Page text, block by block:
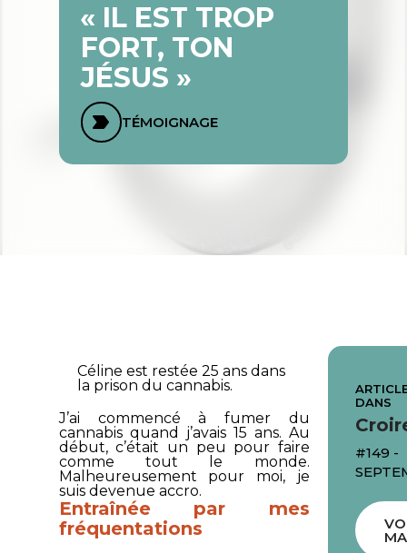
« IL EST TROP
FORT, TON
JÉSUS »
TÉMOIGNAGE
Céline est restée 25 ans dans
la prison du cannabis.
J’ai commencé à fumer du
cannabis quand j’avais 15 ans. Au
début, c’était un peu pour faire
comme tout le monde.
Malheureusement pour moi, je
suis devenue accro.
Entraînée par mes
fréquentations
DANS
#149 -